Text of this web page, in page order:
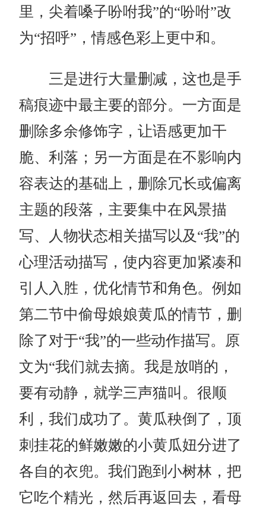
里，尖着嗓子吩咐我”的“吩咐”改
为“招呼”，情感色彩上更中和。
三是进行大量删减，这也是手
稿痕迹中最主要的部分。一方面是
删除多余修饰字，让语感更加干
脆、利落；另一方面是在不影响内
容表达的基础上，删除冗长或偏离
主题的段落，主要集中在风景描
写、人物状态相关描写以及“我”的
心理活动描写，使内容更加紧凑和
引人入胜，优化情节和角色。例如
第二节中偷母娘娘黄瓜的情节，删
除了对于“我”的一些动作描写。原
文为“我们就去摘。我是放哨的，
要有动静，就学三声猫叫。很顺
利，我们成功了。黄瓜秧倒了，顶
刺挂花的鲜嫩嫩的小黄瓜妞分进了
各自的衣兜。我们跑到小树林，把
它吃个精光，然后再返回去，看母